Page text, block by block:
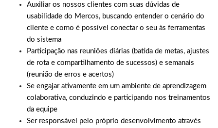
Auxiliar os nossos clientes com suas dúvidas de
usabilidade do Mercos, buscando entender o cenário do
cliente e como é possível conectar o seu às ferramentas
do sistema
Participação nas reuniões diárias (batida de metas, ajustes
de rota e compartilhamento de sucessos) e semanais
(reunião de erros e acertos)
Se engajar ativamente em um ambiente de aprendizagem
colaborativa, conduzindo e participando nos treinamentos
da equipe
Ser responsável pelo próprio desenvolvimento através